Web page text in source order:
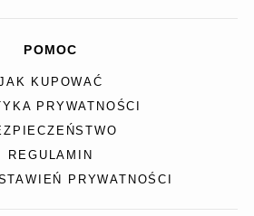
POMOC
KUPOWAĆ
PRYWATNOŚCI
REGULAMIN
PRYWATNOŚCI